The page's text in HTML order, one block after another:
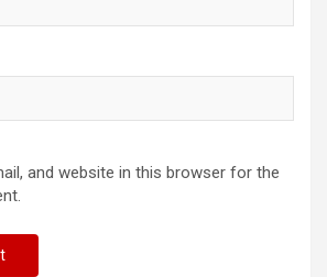
and website in this browser for the